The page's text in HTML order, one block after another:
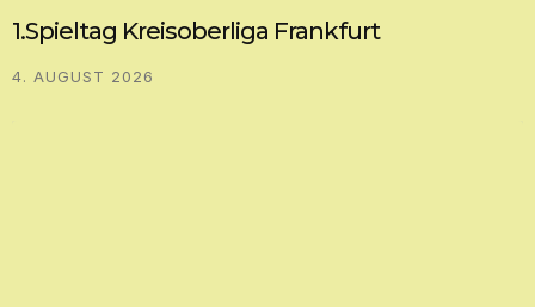
1.Spieltag Kreisoberliga Frankfurt
4. AUGUST 2026